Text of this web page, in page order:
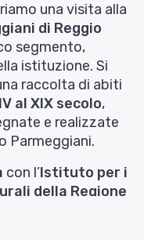
una visita alla
di Reggio
segmento,
istituzione. Si
raccolta di abiti
al XIX secolo,
e realizzate
Parmeggiani.
con l’Istituto per i
della Regione